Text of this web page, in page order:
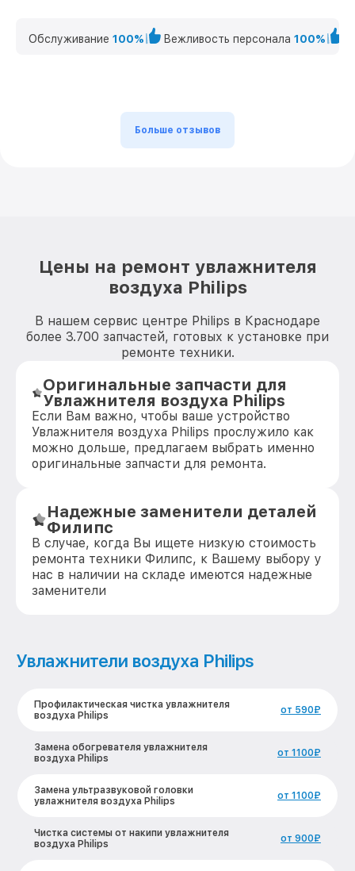
Обслуживание 100% Вежливость персонала 100%
Больше отзывов
Цены на ремонт увлажнителя
воздуха Philips
В нашем сервис центре Philips в Краснодаре
более 3.700 запчастей, готовых к установке при
ремонте техники.
Оригинальные запчасти для
Увлажнителя воздуха Philips
Если Вам важно, чтобы ваше устройство
Увлажнителя воздуха Philips прослужило как
можно дольше, предлагаем выбрать именно
оригинальные запчасти для ремонта.
Надежные заменители деталей
Филипс
В случае, когда Вы ищете низкую стоимость
ремонта техники Филипс, к Вашему выбору у
нас в наличии на складе имеются надежные
заменители
Увлажнители воздуха Philips
Профилактическая чистка увлажнителя
воздуха Philips
от 590₽
Замена обогревателя увлажнителя
воздуха Philips
от 1100₽
Замена ультразвуковой головки
увлажнителя воздуха Philips
от 1100₽
Чистка системы от накипи увлажнителя
воздуха Philips
от 900₽